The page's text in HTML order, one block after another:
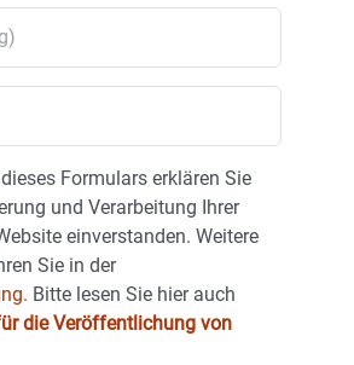
Formulars erklären Sie
und Verarbeitung Ihrer
einverstanden. Weitere
Sie in der
Bitte lesen Sie hier auch
die Veröffentlichung von